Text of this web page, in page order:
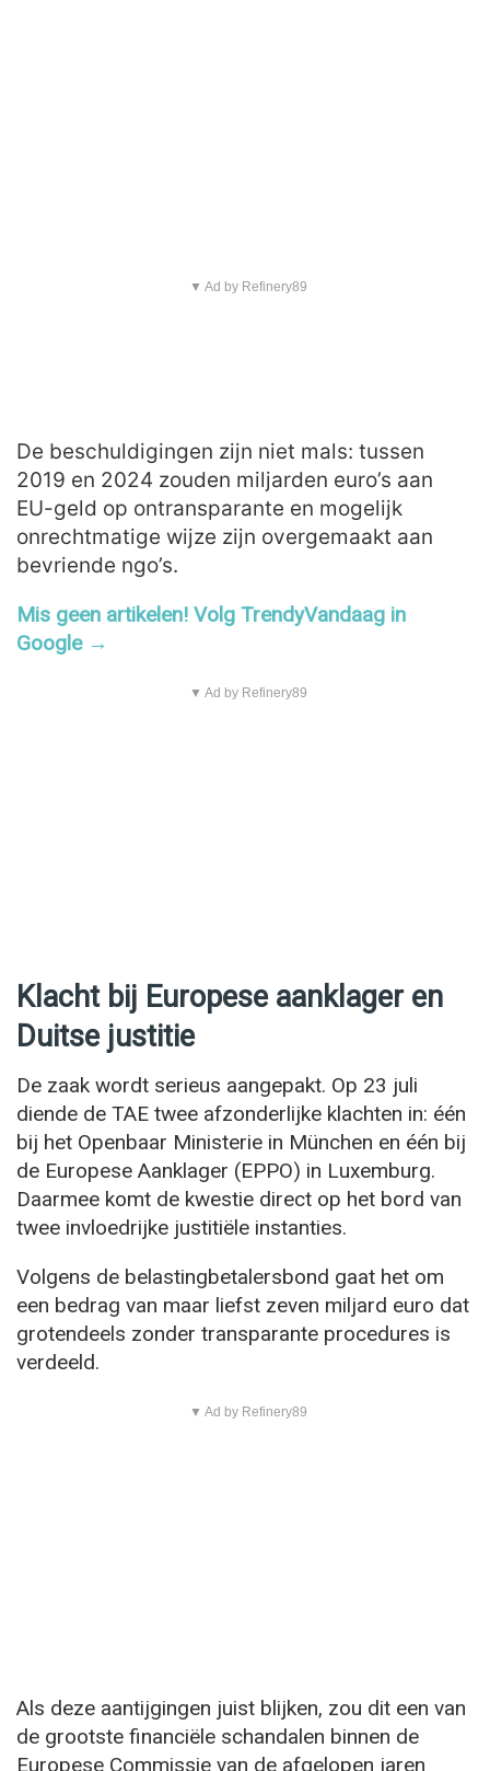
▼ Ad by Refinery89
De beschuldigingen zijn niet mals: tussen
2019 en 2024 zouden miljarden euro’s aan
EU-geld op ontransparante en mogelijk
onrechtmatige wijze zijn overgemaakt aan
bevriende ngo’s.
Mis geen artikelen! Volg TrendyVandaag in
Google →
▼ Ad by Refinery89
Klacht bij Europese aanklager en
Duitse justitie
De zaak wordt serieus aangepakt. Op 23 juli
diende de TAE twee afzonderlijke klachten in: één
bij het Openbaar Ministerie in München en één bij
de Europese Aanklager (EPPO) in Luxemburg.
Daarmee komt de kwestie direct op het bord van
twee invloedrijke justitiële instanties.
Volgens de belastingbetalersbond gaat het om
een bedrag van maar liefst zeven miljard euro dat
grotendeels zonder transparante procedures is
verdeeld.
▼ Ad by Refinery89
Als deze aantijgingen juist blijken, zou dit een van
de grootste financiële schandalen binnen de
Europese Commissie van de afgelopen jaren